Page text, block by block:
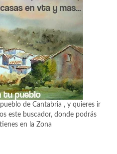
de Cantabria , y quieres ir
este buscador, donde podrás
en la Zona